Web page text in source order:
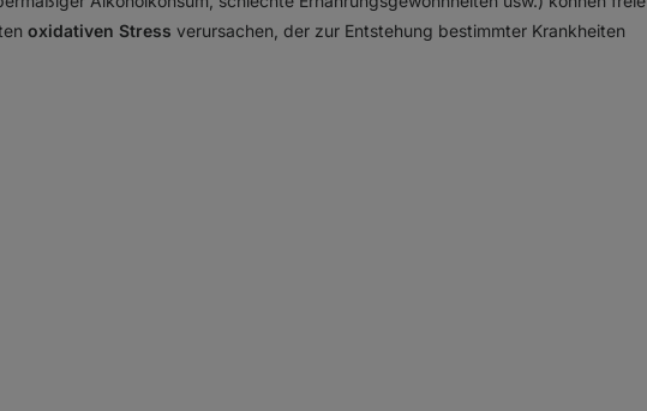
oxidativen Stress verursachen, der zur Entstehung bestimmter Krankheiten